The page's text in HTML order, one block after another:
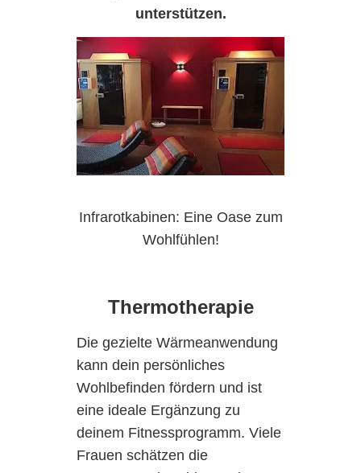
unterstützen.
Infrarotkabinen: Eine Oase zum
Wohlfühlen!
Thermotherapie
Die gezielte Wärmeanwendung
kann dein persönliches
Wohlbefinden fördern und ist
eine ideale Ergänzung zu
deinem Fitnessprogramm. Viele
Frauen schätzen die